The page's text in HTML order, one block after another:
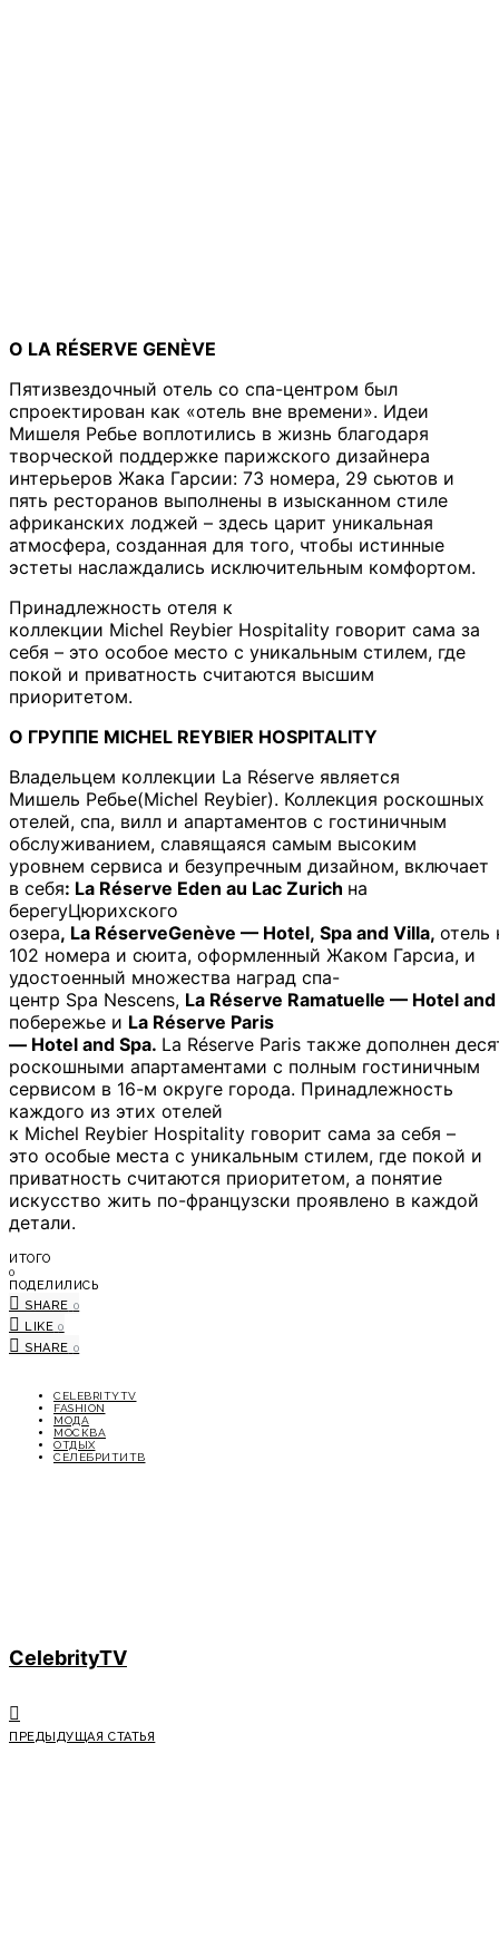
О LA RÉSERVE GENÈVE
Пятизвездочный отель со спа-центром был
спроектирован как «отель вне времени». Идеи
Мишеля Ребье воплотились в жизнь благодаря
творческой поддержке парижского дизайнера
интерьеров Жака Гарсии: 73 номера, 29 сьютов и
пять ресторанов выполнены в изысканном стиле
африканских лоджей – здесь царит уникальная
атмосфера, созданная для того, чтобы истинные
эстеты наслаждались исключительным комфортом.
Принадлежность отеля к
коллекции Michel Reybier Hospitality говорит сама за
себя – это особое место с уникальным стилем, где
покой и приватность считаются высшим
приоритетом.
О ГРУППЕ MICHEL REYBIER HOSPITALITY
Владельцем коллекции La Réserve является
Мишель Ребье(Michel Reybier). Коллекция роскошных
отелей, спа, вилл и апартаментов с гостиничным
обслуживанием, славящаяся самым высоким
уровнем сервиса и безупречным дизайном, включает
в себя: La Réserve Eden au Lac Zurich на
берегуЦюрихского
озера, La RéserveGenève — Hotel, Spa and Villa, отель
102 номера и сюита, оформленный Жаком Гарсиа, и
удостоенный множества наград спа-
центр Spa Nescens, La Réserve Ramatuelle — Hotel and
побережье и La Réserve Paris
— Hotel and Spa. La Réserve Paris также дополнен
роскошными апартаментами с полным гостиничным
сервисом в 16-м округе города. Принадлежность
каждого из этих отелей
к Michel Reybier Hospitality говорит сама за себя –
это особые места с уникальным стилем, где покой и
приватность считаются приоритетом, а понятие
искусство жить по-французски проявлено в каждой
детали.
ИТОГО
0
ПОДЕЛИЛИСЬ
SHARE 0
LIKE 0
SHARE 0
CELEBRITYTV
FASHION
МОДА
МОСКВА
ОТДЫХ
СЕЛЕБРИТИТВ
CelebrityTV
ПРЕДЫДУЩАЯ СТАТЬЯ